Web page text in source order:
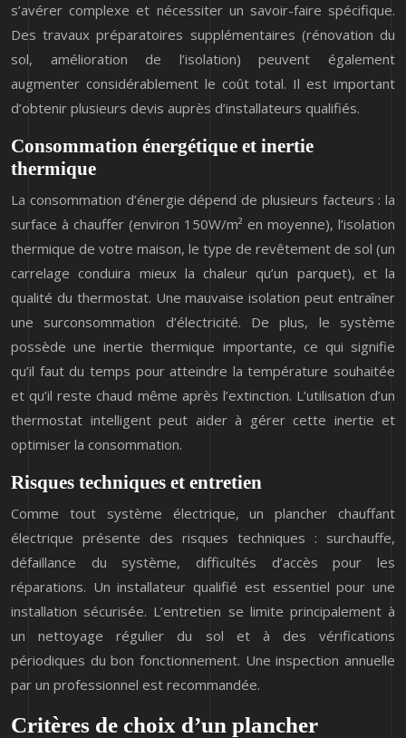
s’avérer complexe et nécessiter un savoir-faire spécifique.
Des travaux préparatoires supplémentaires (rénovation du
sol, amélioration de l’isolation) peuvent également
augmenter considérablement le coût total. Il est important
d’obtenir plusieurs devis auprès d’installateurs qualifiés.
Consommation énergétique et inertie
thermique
La consommation d’énergie dépend de plusieurs facteurs : la
surface à chauffer (environ 150W/m² en moyenne), l’isolation
thermique de votre maison, le type de revêtement de sol (un
carrelage conduira mieux la chaleur qu’un parquet), et la
qualité du thermostat. Une mauvaise isolation peut entraîner
une surconsommation d’électricité. De plus, le système
possède une inertie thermique importante, ce qui signifie
qu’il faut du temps pour atteindre la température souhaitée
et qu’il reste chaud même après l’extinction. L’utilisation d’un
thermostat intelligent peut aider à gérer cette inertie et
optimiser la consommation.
Risques techniques et entretien
Comme tout système électrique, un plancher chauffant
électrique présente des risques techniques : surchauffe,
défaillance du système, difficultés d’accès pour les
réparations. Un installateur qualifié est essentiel pour une
installation sécurisée. L’entretien se limite principalement à
un nettoyage régulier du sol et à des vérifications
périodiques du bon fonctionnement. Une inspection annuelle
par un professionnel est recommandée.
Critères de choix d’un plancher